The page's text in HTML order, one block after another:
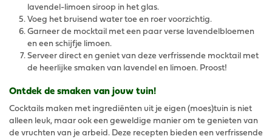
lavendel-limoen siroop in het glas.
Voeg het bruisend water toe en roer voorzichtig.
Garneer de mocktail met een paar verse lavendelbloemen
en een schijfje limoen.
Serveer direct en geniet van deze verfrissende mocktail met
de heerlijke smaken van lavendel en limoen. Proost!
Ontdek de smaken van jouw tuin!
Cocktails maken met ingrediënten uit je eigen (moes)tuin is niet
alleen leuk, maar ook een geweldige manier om te genieten van
de vruchten van je arbeid. Deze recepten bieden een verfrissende